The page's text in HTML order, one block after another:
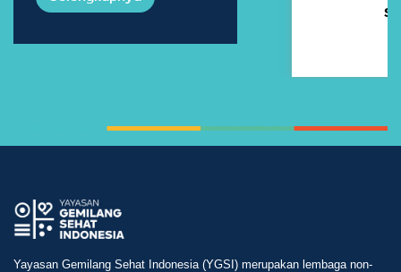
Yayasan Gemilang Sehat Indonesia (YGSI) merupakan lembaga non-